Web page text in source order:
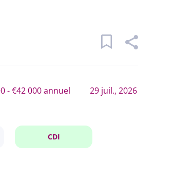
- €42 000 annuel 29 juil., 2026
CDI